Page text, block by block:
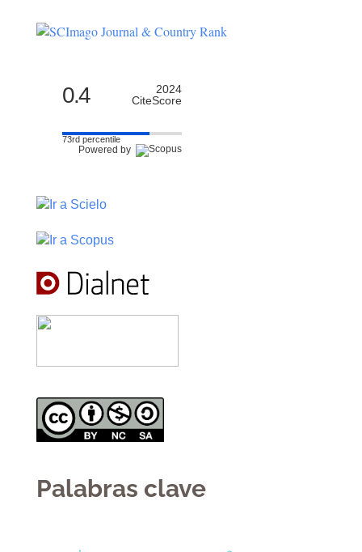
0.4
2024
CiteScore
73rd percentile
Powered by
Palabras clave